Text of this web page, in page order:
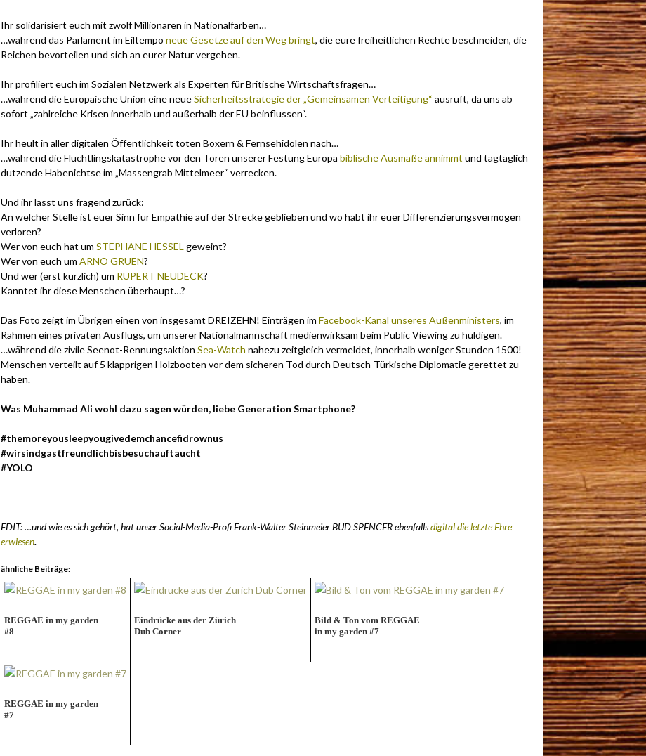
Ihr solidarisiert euch mit zwölf Millionären in Nationalfarben…
…während das Parlament im Eiltempo neue Gesetze auf den Weg bringt, die eure freiheitlichen Rechte beschneiden, die
Reichen bevorteilen und sich an eurer Natur vergehen.
Ihr profiliert euch im Sozialen Netzwerk als Experten für Britische Wirtschaftsfragen…
…während die Europäische Union eine neueSicherheitsstrategie der „Gemeinsamen Verteitigung“ ausruft, da uns ab
sofort „zahlreiche Krisen innerhalb und außerhalb der EU beinflussen“.
Ihr heult in aller digitalen Öffentlichkeit toten Boxern & Fernsehidolen nach…
…während die Flüchtlingskatastrophe vor den Toren unserer Festung Europa biblische Ausmaße annimmt und tagtäglich
dutzende Habenichtse im „Massengrab Mittelmeer“ verrecken.
Und ihr lasst uns fragend zurück:
An welcher Stelle ist euer Sinn für Empathie auf der Strecke geblieben und wo habt ihr euer Differenzierungsvermögen
verloren?
Wer von euch hat um STEPHANE HESSEL geweint?
Wer von euch um ARNO GRUEN?
Und wer (erst kürzlich) um RUPERT NEUDECK?
Kanntet ihr diese Menschen überhaupt…?
Das Foto zeigt im Übrigen einen von insgesamt DREIZEHN! Einträgen im Facebook-Kanal unseres Außenministers, im
Rahmen eines privaten Ausflugs, um unserer Nationalmannschaft medienwirksam beim Public Viewing zu huldigen.
…während die zivile Seenot-Rennungsaktion Sea-Watch nahezu zeitgleich vermeldet, innerhalb weniger Stunden 1500!
Menschen verteilt auf 5 klapprigen Holzbooten vor dem sicheren Tod durch Deutsch-Türkische Diplomatie gerettet zu
haben.
Was Muhammad Ali wohl dazu sagen würden, liebe Generation Smartphone?
–
#‎themoreyousleepyougivedemchancefidrownus‬
‪#‎wirsindgastfreundlichbisbesuchauftaucht‬
‪#‎YOLO
EDIT: …und wie es sich gehört, hat unser Social-Media-Profi Frank-Walter Steinmeier BUD SPENCER ebenfallsdigital die letzte Ehre
erwiesen.
ähnliche Beiträge:
REGGAE in my garden
#8
Eindrücke aus der Zürich
Dub Corner
Bild & Ton vom REGGAE
in my garden #7
REGGAE in my garden
#7